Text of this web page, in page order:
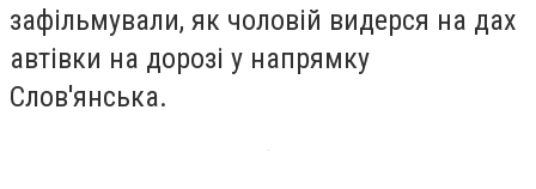
зафільмували, як чоловій видерся на дах
автівки на дорозі у напрямку
Слов'янська.